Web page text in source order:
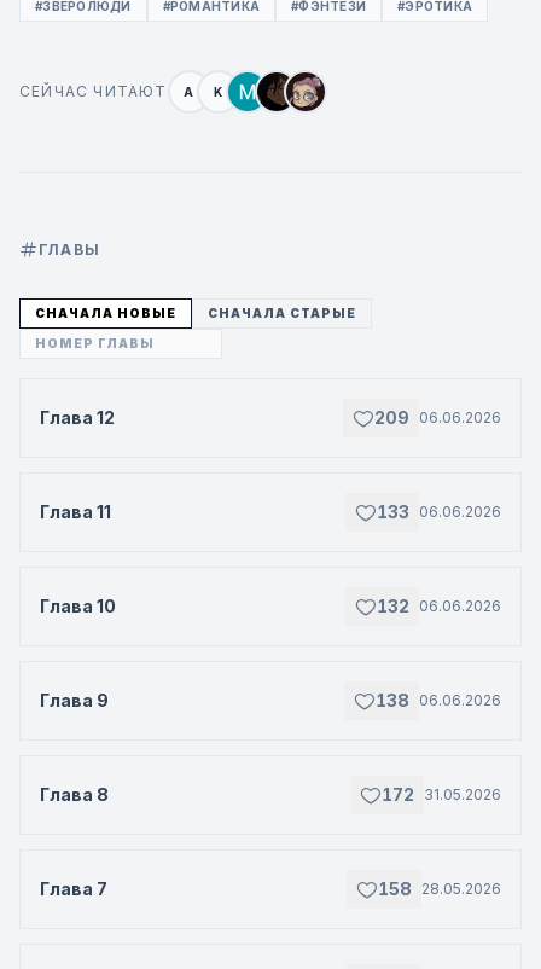
#ЗВЕРОЛЮДИ #РОМАНТИКА #ФЭНТЕЗИ #ЭРОТИКА
СЕЙЧАС ЧИТАЮТ A K
ГЛАВЫ
СНАЧАЛА НОВЫЕ СНАЧАЛА СТАРЫЕ
Глава 12 209 06.06.2026
Глава 11 133 06.06.2026
Глава 10 132 06.06.2026
Глава 9 138 06.06.2026
Глава 8 172 31.05.2026
Глава 7 158 28.05.2026